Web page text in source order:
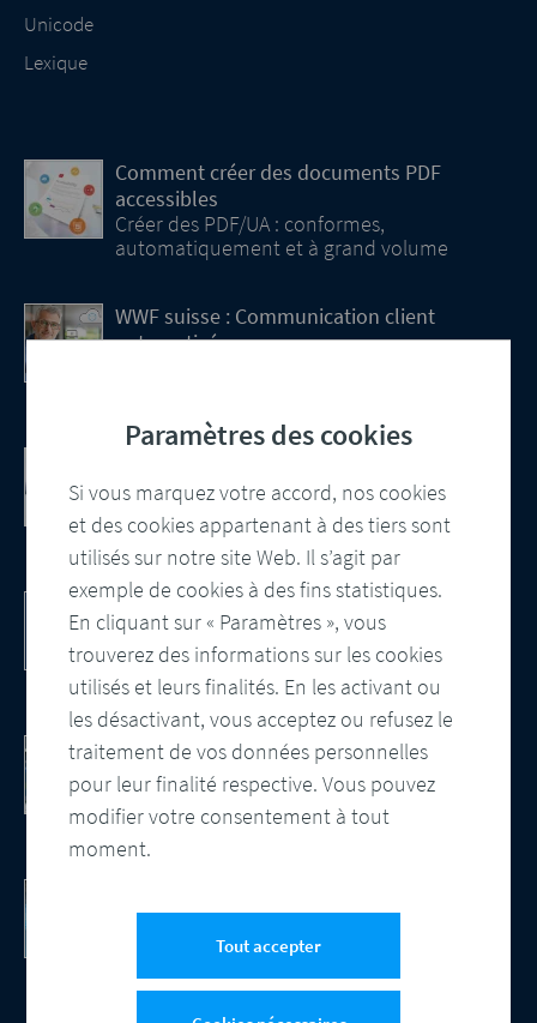
Paramètres des cookies
Si vous marquez votre accord, nos cookies
et des cookies appartenant à des tiers sont
utilisés sur notre site Web. Il s’agit par
exemple de cookies à des fins statistiques.
En cliquant sur « Paramètres », vous
trouverez des informations sur les cookies
utilisés et leurs finalités. En les activant ou
les désactivant, vous acceptez ou refusez le
traitement de vos données personnelles
pour leur finalité respective. Vous pouvez
modifier votre consentement à tout
moment.
Tout accepter
Unicode
Lexique
Comment créer des documents PDF
accessibles
Créer des PDF/UA : conformes,
automatiquement et à grand volume
WWF suisse : Communication client
automatisée
cloud Salesforce
Intégration, gestion centralisée des
modèles et contrôle automatisé des
sorties
DocBridge® Communication Suite
Customer Communication Management
Solution native du cloud
Contrôle documentaire. Obtenez le livre
blanc.
Regardez la vidéo - Les avantages d'une
assurance qualité automatisée
L'IA, un tournant pour le CCM